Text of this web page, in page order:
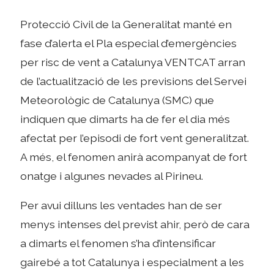
Protecció Civil de la Generalitat manté en
fase d’alerta el Pla especial d’emergències
per risc de vent a Catalunya VENTCAT arran
de l’actualització de les previsions del Servei
Meteorològic de Catalunya (SMC) que
indiquen que dimarts ha de fer el dia més
afectat per l’episodi de fort vent generalitzat.
A més, el fenomen anirà acompanyat de fort
onatge i algunes nevades al Pirineu.
Per avui dilluns les ventades han de ser
menys intenses del previst ahir, però de cara
a dimarts el fenomen s’ha d’intensificar
gairebé a tot Catalunya i especialment a les